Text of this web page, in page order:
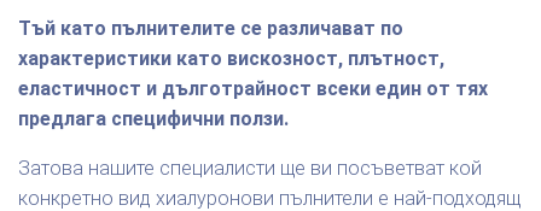
Тъй като пълнителите се различават по
характеристики като вискозност, плътност,
еластичност и дълготрайност всеки един от тях
предлага специфични ползи.
Затова нашите специалисти ще ви посъветват кой
конкретно вид хиалуронови пълнители е най-подходящ